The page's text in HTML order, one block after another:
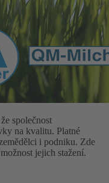
společnost
na kvalitu. Platné
i podniku. Zde
jejich stažení.